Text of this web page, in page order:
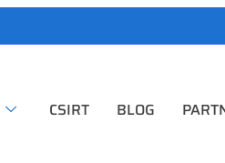
CSIRT BLOG